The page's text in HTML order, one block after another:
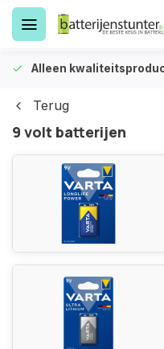
Alleen
Terug
9 volt batterijen